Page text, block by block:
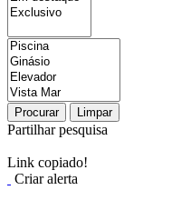
Procurar Limpar
Partilhar pesquisa
Link copiado!
Criar alerta